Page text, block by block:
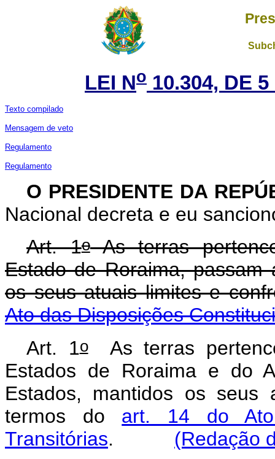
LEI No 10.304, DE
Texto compilado
Mensagem de veto
Regulamento
Regulamento
O PRESIDENTE DA
Nacional decreta e eu
Art. 1oAs terras
Estado de Roraima,
os seus atuais limites e
Ato das Disposições
Art. 1oAs terras
Estados de Roraima e do
Estados, mantidos os seus
termos do art. 14 do Ato
Transitórias. (Redação